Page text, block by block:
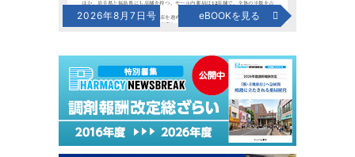
2026年8月7日号 eBOOKを見る